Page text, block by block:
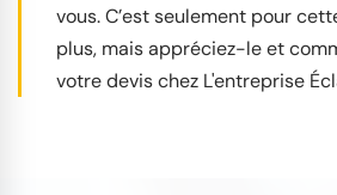
vous. C’est seulement pour
plus, mais appréciez-le et
votre devis chez L'entreprise